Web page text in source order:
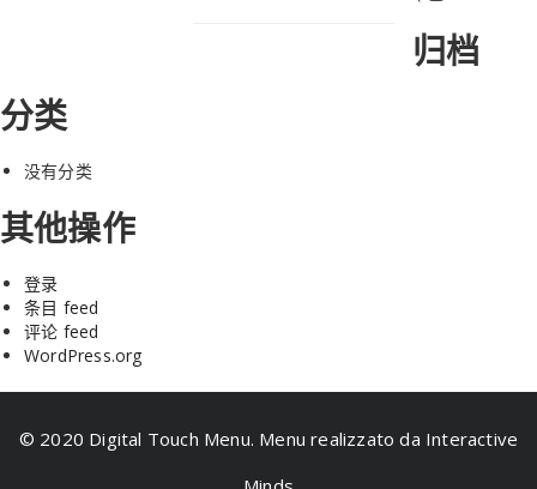
归档
分类
没有分类
其他操作
登录
条目 feed
评论 feed
WordPress.org
© 2020 Digital Touch Menu. Menu realizzato da Interactive